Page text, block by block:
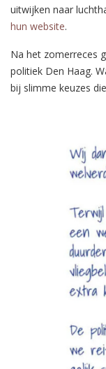
uitwijken naar
hun website.
Na het zomerreces
politiek Den Haag.
bij slimme keuzes